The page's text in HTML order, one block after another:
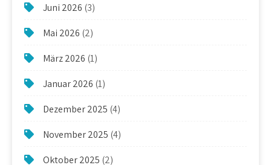
Juni 2026 (3)
Mai 2026 (2)
März 2026 (1)
Januar 2026 (1)
Dezember 2025 (4)
November 2025 (4)
Oktober 2025 (2)